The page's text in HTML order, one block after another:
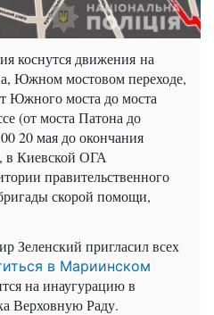
коснутся движения на
Южном мостовом переходе,
Южного моста до моста
(от моста Патона до
20 мая до окончания
в Киевской ОГА
правительственного
скорой помощи,
Зеленский пригласил всех
в Мариинском
на инаугурацию в
Верховную Раду.